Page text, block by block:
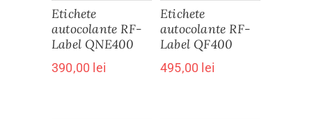
Etichete
autocolante RF-
Label QNE400
390,00 lei
Etichete
autocolante RF-
Label QF400
495,00 lei